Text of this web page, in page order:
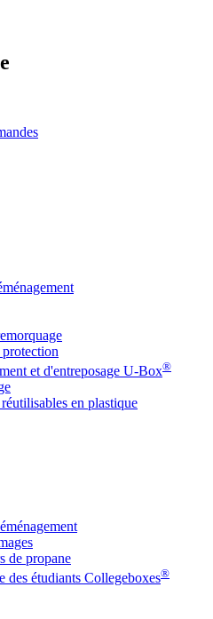
et d'entreposage U-Box®
en plastique
de propane
des étudiants Collegeboxes®